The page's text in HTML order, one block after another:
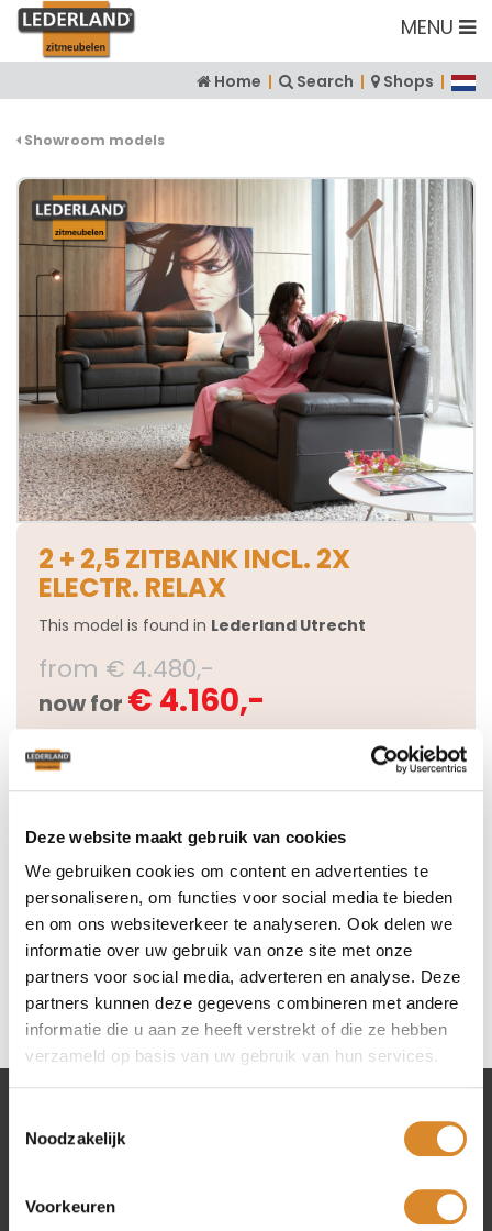
Deze website maakt gebruik van cookies
We gebruiken cookies om content en advertenties te
personaliseren, om functies voor social media te bieden
en om ons websiteverkeer te analyseren. Ook delen we
informatie over uw gebruik van onze site met onze
partners voor social media, adverteren en analyse. Deze
partners kunnen deze gegevens combineren met andere
informatie die u aan ze heeft verstrekt of die ze hebben
verzameld op basis van uw gebruik van hun services.
Noodzakelijk
Voorkeuren
MENU
Home | Search | Shops |
Showroom models
2 + 2,5 ZITBANK INCL. 2X
ELECTR. RELAX
This model is found in Lederland Utrecht
from € 4.480,-
now for € 4.160,-
2 + 2,5 ZITBANK INCL. 2X
ELECTR. RELAX
Lederland shops
Beverwijk